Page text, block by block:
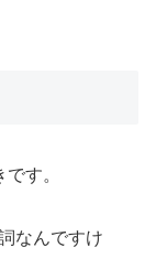
す。
なんですけ